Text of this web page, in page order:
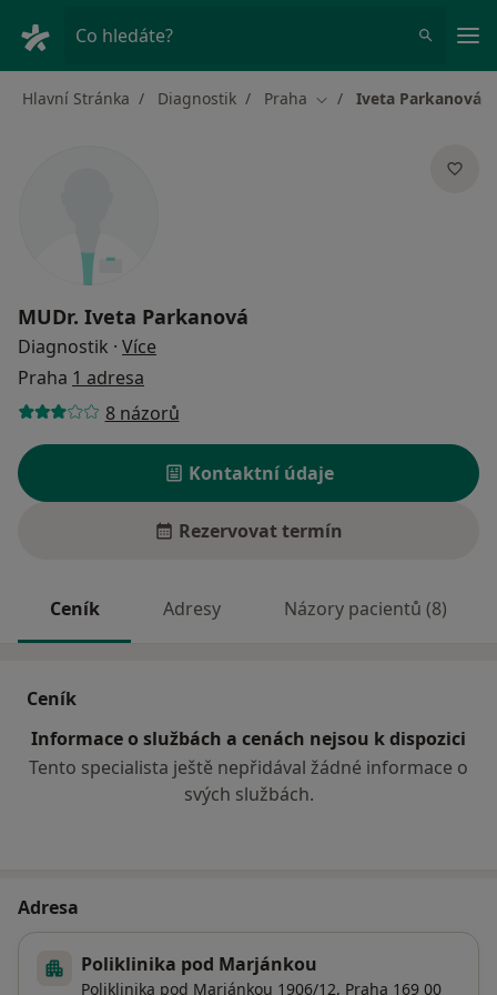
Co hledáte?
Hlavní Stránka Diagnostik Praha Změna města
Iveta Parkanová
MUDr. Iveta Parkanová
Diagnostik · Více
Praha 1 adresa
8 názorů
Kontaktní údaje
Rezervovat termín
Ceník Adresy Názory pacientů (8)
Ceník
Informace o službách a cenách nejsou k dispozici
Tento specialista ještě nepřidával žádné informace o
svých službách.
Adresa
Poliklinika pod Marjánkou
Poliklinika pod Marjánkou 1906/12, Praha 169 00